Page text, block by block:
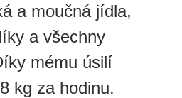
a moučná jídla,
a všechny
mému úsilí
kg za hodinu.